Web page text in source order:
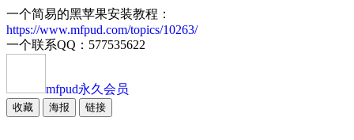
一个简易的黑苹果安装教程：
https://www.mfpud.com/topics/10263/
一个联系QQ：577535622
mfpud永久会员
收藏 海报 链接